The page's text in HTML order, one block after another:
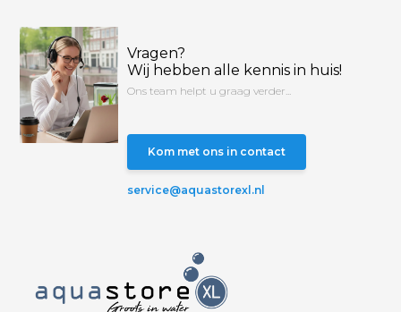
Vragen?
Wij hebben alle kennis in huis!
Ons team helpt u graag verder...
Kom met ons in contact
service@aquastorexl.nl